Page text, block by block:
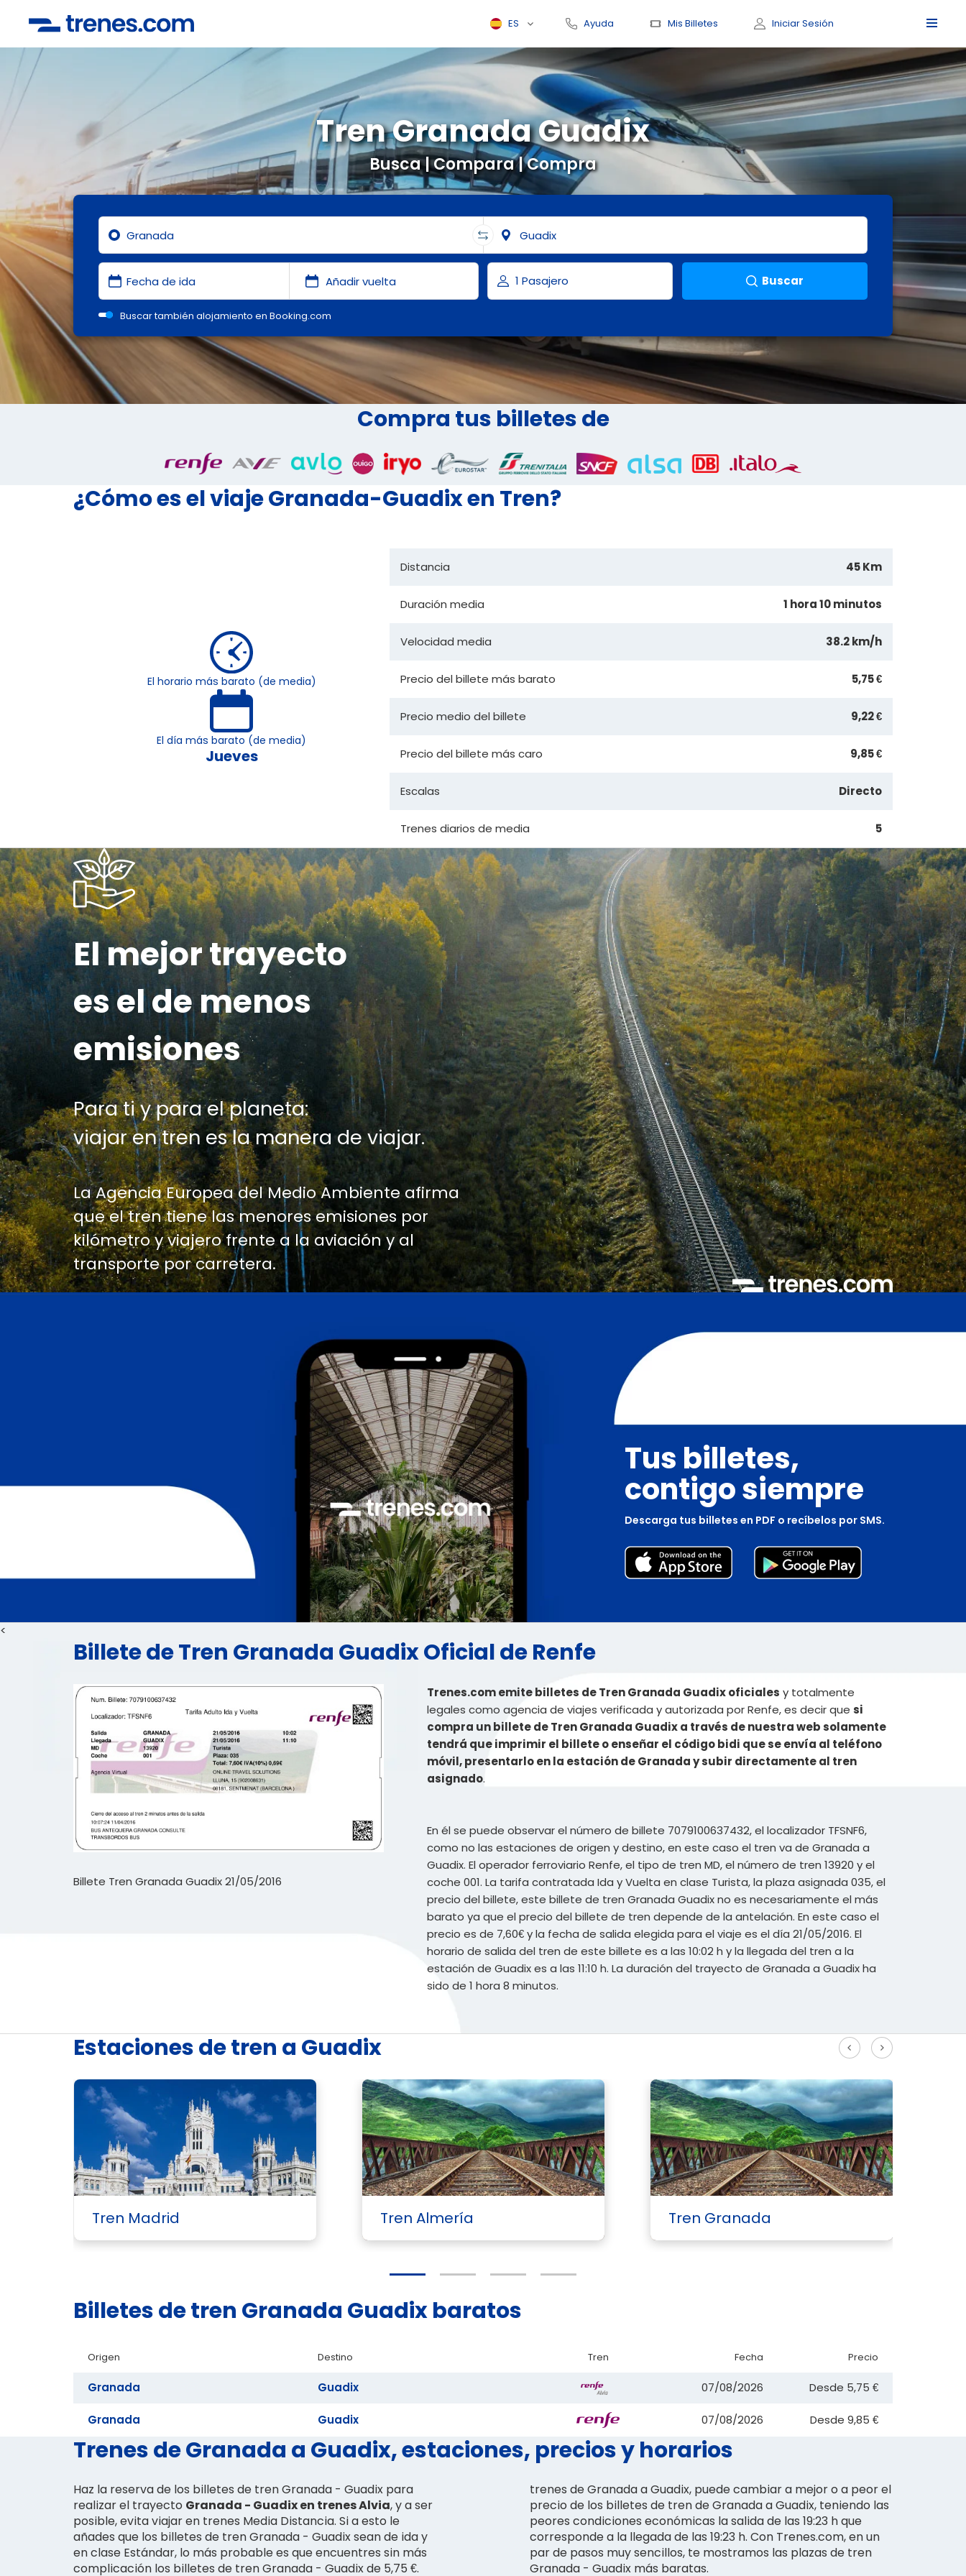
ES Ayuda Mis Billetes Iniciar Sesión
Busca | Compara | Compra
Tren Granada Guadix
Buscar
Buscar también alojamiento en Booking.com
Compra tus billetes de
¿Cómo es el viaje Granada-Guadix en Tren?
El horario más barato (de media)
El día más barato (de media)
Jueves
Distancia 45 Km
Duración media 1 hora 10 minutos
Velocidad media 38.2 km/h
Precio del billete más barato 5,75 €
Precio medio del billete 9,22 €
Precio del billete más caro 9,85 €
Escalas Directo
Trenes diarios de media 5
El mejor trayecto
es el de menos
emisiones
Para ti y para el planeta:
viajar en tren es la manera de viajar.
La Agencia Europea del Medio Ambiente afirma
que el tren tiene las menores emisiones por
kilómetro y viajero frente a la aviación y al
transporte por carretera.
Tus billetes,
contigo siempre
Descarga tus billetes en PDF o recíbelos por SMS.
<
Billete de Tren Granada Guadix Oficial de Renfe
Billete Tren Granada Guadix 21/05/2016
Trenes.com emite billetes de Tren Granada Guadix oficiales y totalmente
legales como agencia de viajes verificada y autorizada por Renfe, es decir que si
compra un billete de Tren Granada Guadix a través de nuestra web solamente
tendrá que imprimir el billete o enseñar el código bidi que se envía al teléfono
móvil, presentarlo en la estación de Granada y subir directamente al tren
asignado.
En él se puede observar el número de billete 7079100637432, el localizador TFSNF6,
como no las estaciones de origen y destino, en este caso el tren va de Granada a
Guadix. El operador ferroviario Renfe, el tipo de tren MD, el número de tren 13920 y el
coche 001. La tarifa contratada Ida y Vuelta en clase Turista, la plaza asignada 035, el
precio del billete, este billete de tren Granada Guadix no es necesariamente el más
barato ya que el precio del billete de tren depende de la antelación. En este caso el
precio es de 7,60€ y la fecha de salida elegida para el viaje es el día 21/05/2016. El
horario de salida del tren de este billete es a las 10:02 h y la llegada del tren a la
estación de Guadix es a las 11:10 h. La duración del trayecto de Granada a Guadix ha
sido de 1 hora 8 minutos.
Estaciones de tren a Guadix
Tren Madrid Tren Almería Tren Granada
Billetes de tren Granada Guadix baratos
Origen Destino Tren Fecha Precio
Granada Guadix 07/08/2026 Desde 5,75 €
Granada Guadix 07/08/2026 Desde 9,85 €
Trenes de Granada a Guadix, estaciones, precios y horarios
Haz la reserva de los billetes de tren Granada - Guadix para
realizar el trayecto Granada - Guadix en trenes Alvia, y a ser
posible, evita viajar en trenes Media Distancia. Si a esto le
añades que los billetes de tren Granada - Guadix sean de ida y
en clase Estándar, lo más probable es que encuentres sin más
complicación los billetes de tren Granada - Guadix de 5,75 €.
trenes de Granada a Guadix, puede cambiar a mejor o a peor el
precio de los billetes de tren de Granada a Guadix, teniendo las
peores condiciones económicas la salida de las 19:23 h que
corresponde a la llegada de las 19:23 h. Con Trenes.com, en un
par de pasos muy sencillos, te mostramos las plazas de tren
Granada - Guadix más baratas.